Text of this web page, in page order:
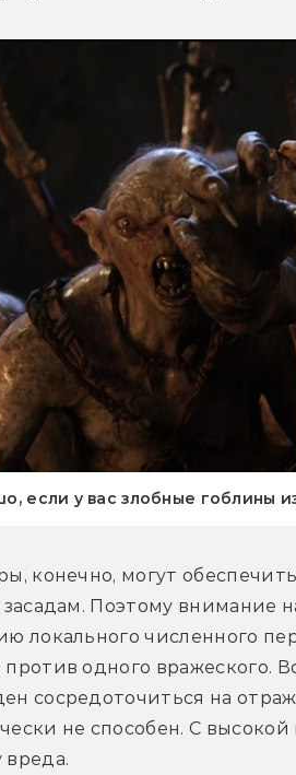
если у вас злобные гоблины
конечно, могут
засадам. Поэтому
локального численного
одного вражеского.
сосредоточиться на
не способен. С
вреда.